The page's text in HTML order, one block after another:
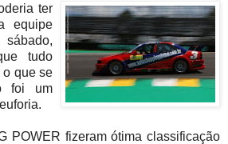
ter
equipe
tudo
o que se
foi um
POWER fizeram ótima classificação